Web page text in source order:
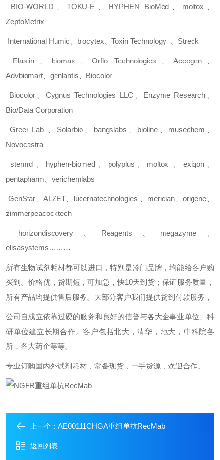
BIO-WORLD 、TOKU-E HYPHEN BioMed、 moltox
ZeptoMetrix
International Humic biocytex Toxin Technology Streck
Elastin、 biomax 、Orflo Technologies 、Accegen
Advbiomart
genlantis Biocolor
Biocolor 、Cygnus Technologies LLC Enzyme Research、
Bio/Data Corporation
Greer Lab Solarbio、 bangslabs bioline musechem
Novocastra
stemrd hyphen-biomed、 polyplus moltox exiqon、
pentapharm
verichemlabs
GenStar、 ALZET、 lucernatechnologies meridian 、origene
zimmerpeacocktech
horizondiscovery Reagents megazyme
elisasystems………
所有生物试剂耗材都可以进口，特别是冷门品牌，均能给客户购
买到。价格优，货期短，可加急，快10天到货；保证服务质量，
所有产品均提供售后服务。大部分客户我们提供货到付款服务，
公司自成立依靠过硬的服务和良好的信誉与各大企事业单位、科
研单位建立长期合作。客户包括北大，清华，地大，中科院各
所，各大药企等等。
专业订购国内外试剂耗材，常备现货，一手货源，欢迎合作。
上一个： AE00111CHGA重组单抗RecMab
返回列表